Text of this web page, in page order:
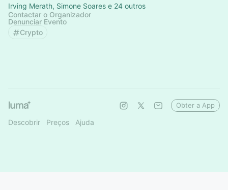
Irving Merath, Simone Soares e 24 outros
Contactar o Organizador
Denunciar Evento
Crypto
Descobrir Preços Ajuda
Obter a App